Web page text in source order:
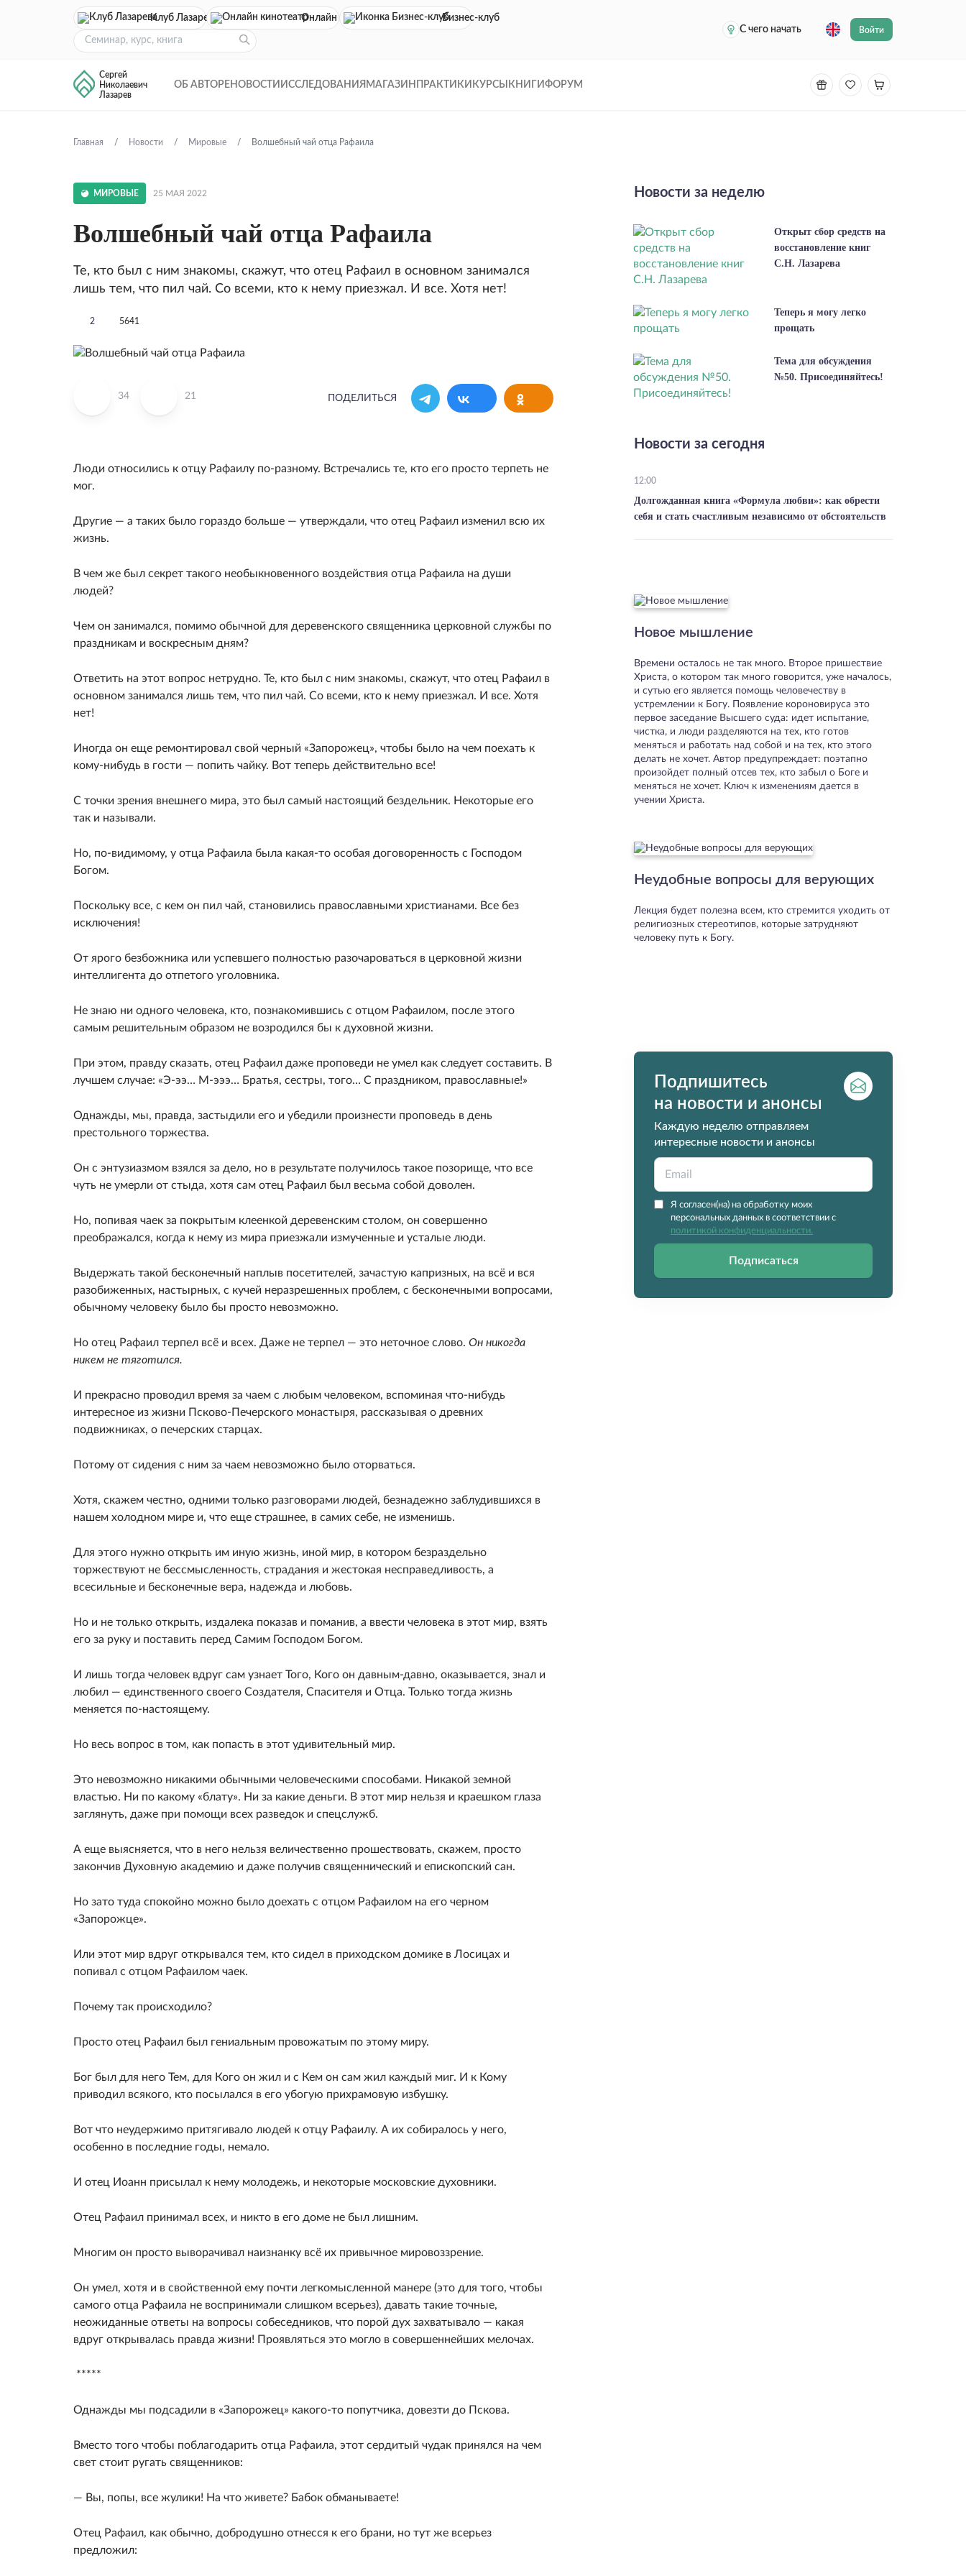
Клуб Лазарева Онлайн кинотеатр
Бизнес-клуб
С чего начать
Войти
Сергей
Николаевич
Лазарев
ОБ АВТОРЕ НОВОСТИ ИССЛЕДОВАНИЯ МАГАЗИН ПРАКТИКИ КУРСЫ КНИГИ ФОРУМ
Главная Новости Мировые Волшебный чай отца Рафаила
МИРОВЫЕ 25 МАЯ 2022
Волшебный чай отца Рафаила
Те, кто был с ним знакомы, скажут, что отец Рафаил в основном занимался
лишь тем, что пил чай. Со всеми, кто к нему приезжал. И все. Хотя нет!
2 5641
34 21 ПОДЕЛИТЬСЯ
Люди относились к отцу Рафаилу по-разному. Встречались те, кто его просто терпеть не
мог.
Другие — а таких было гораздо больше — утверждали, что отец Рафаил изменил всю их
жизнь.
В чем же был секрет такого необыкновенного воздействия отца Рафаила на души
людей?
Чем он занимался, помимо обычной для деревенского священника церковной службы по
праздникам и воскресным дням?
Ответить на этот вопрос нетрудно. Те, кто был с ним знакомы, скажут, что отец Рафаил в
основном занимался лишь тем, что пил чай. Со всеми, кто к нему приезжал. И все. Хотя
нет!
Иногда он еще ремонтировал свой черный «Запорожец», чтобы было на чем поехать к
кому-нибудь в гости — попить чайку. Вот теперь действительно все!
С точки зрения внешнего мира, это был самый настоящий бездельник. Некоторые его
так и называли.
Но, по-видимому, у отца Рафаила была какая-то особая договоренность с Господом
Богом.
Поскольку все, с кем он пил чай, становились православными христианами. Все без
исключения!
От ярого безбожника или успевшего полностью разочароваться в церковной жизни
интеллигента до отпетого уголовника.
Не знаю ни одного человека, кто, познакомившись с отцом Рафаилом, после этого
самым решительным образом не возродился бы к духовной жизни.
При этом, правду сказать, отец Рафаил даже проповеди не умел как следует составить. В
лучшем случае: «Э‑ээ… М‑эээ… Братья, сестры, того… С праздником, православные!»
Однажды, мы, правда, застыдили его и убедили произнести проповедь в день
престольного торжества.
Он с энтузиазмом взялся за дело, но в результате получилось такое позорище, что все
чуть не умерли от стыда, хотя сам отец Рафаил был весьма собой доволен.
Но, попивая чаек за покрытым клеенкой деревенским столом, он совершенно
преображался, когда к нему из мира приезжали измученные и усталые люди.
Выдержать такой бесконечный наплыв посетителей, зачастую капризных, на всё и вся
разобиженных, настырных, с кучей неразрешенных проблем, с бесконечными вопросами,
обычному человеку было бы просто невозможно.
Но отец Рафаил терпел всё и всех. Даже не терпел — это неточное слово. Он никогда
никем не тяготился.
И прекрасно проводил время за чаем с любым человеком, вспоминая что-нибудь
интересное из жизни Псково-Печерского монастыря, рассказывая о древних
подвижниках, о печерских старцах.
Потому от сидения с ним за чаем невозможно было оторваться.
Хотя, скажем честно, одними только разговорами людей, безнадежно заблудившихся в
нашем холодном мире и, что еще страшнее, в самих себе, не изменишь.
Для этого нужно открыть им иную жизнь, иной мир, в котором безраздельно
торжествуют не бессмысленность, страдания и жестокая несправедливость, а
всесильные и бесконечные вера, надежда и любовь.
Но и не только открыть, издалека показав и поманив, а ввести человека в этот мир, взять
его за руку и поставить перед Самим Господом Богом.
И лишь тогда человек вдруг сам узнает Того, Кого он давным-давно, оказывается, знал и
любил — единственного своего Создателя, Спасителя и Отца. Только тогда жизнь
меняется по-настоящему.
Но весь вопрос в том, как попасть в этот удивительный мир.
Это невозможно никакими обычными человеческими способами. Никакой земной
властью. Ни по какому «блату». Ни за какие деньги. В этот мир нельзя и краешком глаза
заглянуть, даже при помощи всех разведок и спецслужб.
А еще выясняется, что в него нельзя величественно прошествовать, скажем, просто
закончив Духовную академию и даже получив священнический и епископский сан.
Но зато туда спокойно можно было доехать с отцом Рафаилом на его черном
«Запорожце».
Или этот мир вдруг открывался тем, кто сидел в приходском домике в Лосицах и
попивал с отцом Рафаилом чаек.
Почему так происходило?
Просто отец Рафаил был гениальным провожатым по этому миру.
Бог был для него Тем, для Кого он жил и с Кем он сам жил каждый миг. И к Кому
приводил всякого, кто посылался в его убогую прихрамовую избушку.
Вот что неудержимо притягивало людей к отцу Рафаилу. А их собиралось у него,
особенно в последние годы, немало.
И отец Иоанн присылал к нему молодежь, и некоторые московские духовники.
Отец Рафаил принимал всех, и никто в его доме не был лишним.
Многим он просто выворачивал наизнанку всё их привычное мировоззрение.
Он умел, хотя и в свойственной ему почти легкомысленной манере (это для того, чтобы
самого отца Рафаила не воспринимали слишком всерьез), давать такие точные,
неожиданные ответы на вопросы собеседников, что порой дух захватывало — какая
вдруг открывалась правда жизни! Проявляться это могло в совершеннейших мелочах.
*****
Однажды мы подсадили в «Запорожец» какого-то попутчика, довезти до Пскова.
Вместо того чтобы поблагодарить отца Рафаила, этот сердитый чудак принялся на чем
свет стоит ругать священников:
— Вы, попы, все жулики! На что живете? Бабок обманываете!
Отец Рафаил, как обычно, добродушно отнесся к его брани, но тут же всерьез
предложил:
Новости за неделю
Открыт сбор средств на
восстановление книг
С.Н. Лазарева
Теперь я могу легко
прощать
Тема для обсуждения
№50. Присоединяйтесь!
Новости за сегодня
12:00
Долгожданная книга «Формула любви»: как обрести
себя и стать счастливым независимо от обстоятельств
Новое мышление
Времени осталось не так много. Второе пришествие
Христа, о котором так много говорится, уже началось,
и сутью его является помощь человечеству в
устремлении к Богу. Появление короновируса это
первое заседание Высшего суда: идет испытание,
чистка, и люди разделяются на тех, кто готов
меняться и работать над собой и на тех, кто этого
делать не хочет. Автор предупреждает: поэтапно
произойдет полный отсев тех, кто забыл о Боге и
меняться не хочет. Ключ к изменениям дается в
учении Христа.
Неудобные вопросы для верующих
Лекция будет полезна всем, кто стремится уходить от
религиозных стереотипов, которые затрудняют
человеку путь к Богу.
Подпишитесь
на новости и анонсы
Каждую неделю отправляем
интересные новости и анонсы
Я согласен(на) на обработку моих
персональных данных в соответствии с
политикой конфиденциальности.
Подписаться